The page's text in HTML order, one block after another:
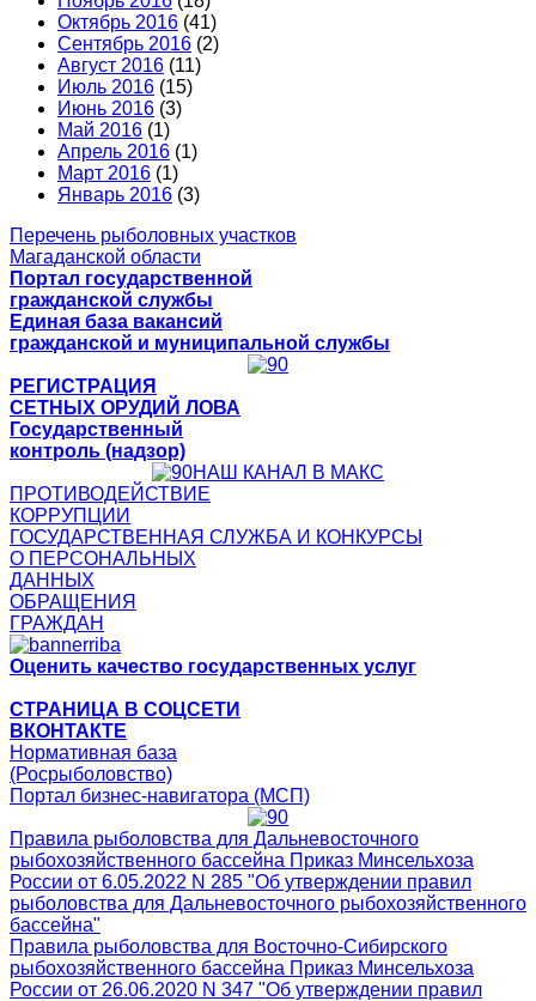
Октябрь 2016 (41)
Сентябрь 2016 (2)
Август 2016 (11)
Июль 2016 (15)
Июнь 2016 (3)
Май 2016 (1)
Апрель 2016 (1)
Март 2016 (1)
Январь 2016 (3)
Перечень рыболовных участков
Магаданской области
Портал государственной
гражданской службы
Единая база вакансий
гражданской и муниципальной службы
РЕГИСТРАЦИЯ
СЕТНЫХ ОРУДИЙ ЛОВА
Государственный
контроль (надзор)
НАШ КАНАЛ В МАКС
ПРОТИВОДЕЙСТВИЕ
КОРРУПЦИИ
ГОСУДАРСТВЕННАЯ СЛУЖБА И КОНКУРСЫ
О ПЕРСОНАЛЬНЫХ
ДАННЫХ
ОБРАЩЕНИЯ
ГРАЖДАН
Оценить качество государственных услуг
СТРАНИЦА В СОЦСЕТИ
ВКОНТАКТЕ
Нормативная база
(Росрыболовство)
Портал бизнес-навигатора (МСП)
Правила рыболовства для Дальневосточного
рыбохозяйственного бассейна Приказ Минсельхоза
России от 6.05.2022 N 285 "Об утверждении правил
рыболовства для Дальневосточного рыбохозяйственного
бассейна"
Правила рыболовства для Восточно-Сибирского
рыбохозяйственного бассейна Приказ Минсельхоза
России от 26.06.2020 N 347 "Об утверждении правил